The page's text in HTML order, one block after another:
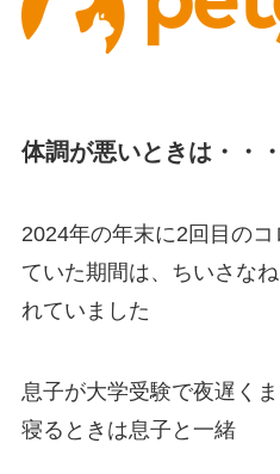
体調が悪いときは・・・
2024年の年末に2回目の
ていた期間は、ちいさな
れていました
息子が大学受験で夜遅く
寝るときは息子と一緒